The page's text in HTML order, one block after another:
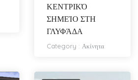
ΚΕΝΤΡΙΚΌ
ΣΗΜΕΊΟ ΣΤΗ
ΓΛΥΦΆΔΑ
Category : Ακίνητα